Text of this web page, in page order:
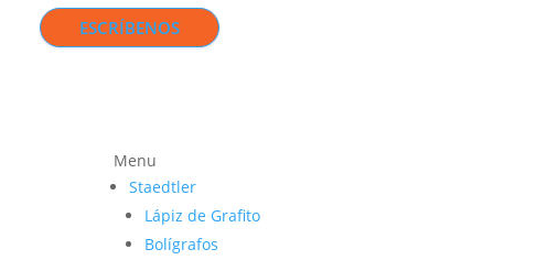
ESCRÍBENOS
Menu
Staedtler
Lápiz de Grafito
Bolígrafos